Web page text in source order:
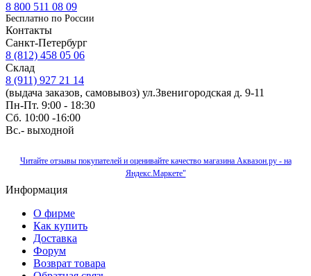
8 800 511 08 09
Бесплатно по Роcсии
Контакты
Санкт-Петербург
8 (812) 458 05 06
Склад
8 (911) 927 21 14
(выдача заказов, самовывоз) ул.Звенигородская д. 9-11
Пн-Пт. 9:00 - 18:30
Сб. 10:00 -16:00
Вс.- выходной
Читайте отзывы покупателей и оценивайте качество магазина Аквазон.ру - на
Яндекс.Маркете"
Информация
О фирме
Как купить
Доставка
Форум
Возврат товара